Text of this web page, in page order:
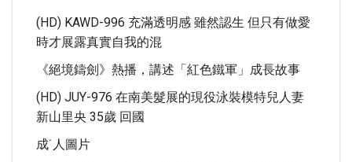
(HD) KAWD-996 充滿透明感 雖然認生 但只有做愛
時才展露真實自我的混
《絕境鑄劍》熱播，講述「紅色鐵軍」成長故事
(HD) JUY-976 在南美髮展的現役泳裝模特兒人妻
新山里央 35歲 回國
成˙人圖片